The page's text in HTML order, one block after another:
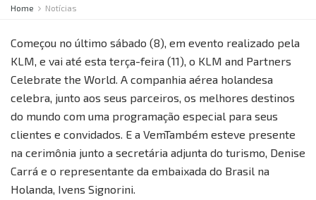
Home Notícias
Começou no último sábado (8), em evento realizado pela
KLM, e vai até esta terça-feira (11), o KLM and Partners
Celebrate the World. A companhia aérea holandesa
celebra, junto aos seus parceiros, os melhores destinos
do mundo com uma programação especial para seus
clientes e convidados. E a VemTambém esteve presente
na cerimônia junto a secretária adjunta do turismo, Denise
Carrá e o representante da embaixada do Brasil na
Holanda, Ivens Signorini.